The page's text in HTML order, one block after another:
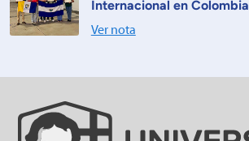
Internacional en Colombia
Ver nota